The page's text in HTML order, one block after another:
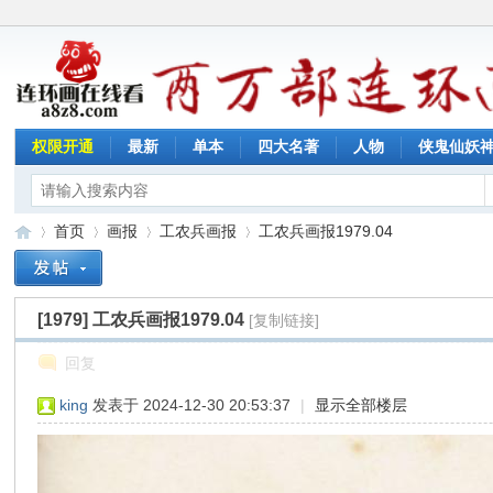
权限开通 最新 单本 四大名著 人物 侠鬼仙妖
»
首页
›
画报
›
工农兵画报
›
工农兵画报1979.04
[1979]工农兵画报1979.04 [复制链接]
回复
king 发表于 2024-12-30 20:53:37 | 显示全部楼层